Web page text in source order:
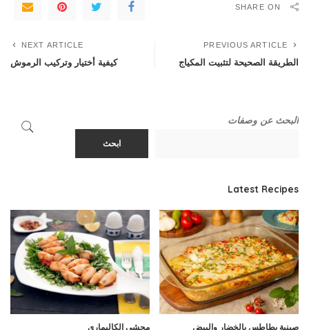
SHARE ON
PREVIOUS ARTICLE
الطريقة الصحيحة لتثبيت المكياج
NEXT ARTICLE
كيفية أختيار وتركيب الرموش
البحث عن وصفات
ابحث
Latest Recipes
صينية بطاطس بالخضار والبيض محشي الكاليماري